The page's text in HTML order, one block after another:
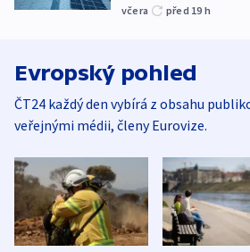
včera před 19 h
Evropský pohled
ČT24 každý den vybírá z obsahu
veřejnými médii, členy Eurovize.